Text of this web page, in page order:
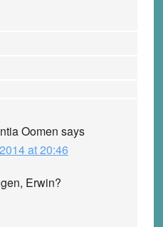
Oomen says
at 20:46
Erwin?